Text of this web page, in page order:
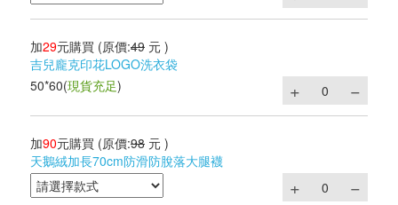
加29元購買 (原價:49 元 )
吉兒龐克印花LOGO洗衣袋
50*60(現貨充足)
加90元購買 (原價:98 元 )
天鵝絨加長70cm防滑防脫落大腿襪